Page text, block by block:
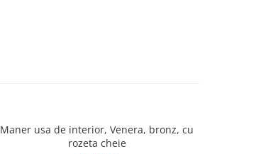
Maner usa de interior, Venera, bronz, cu
rozeta cheie